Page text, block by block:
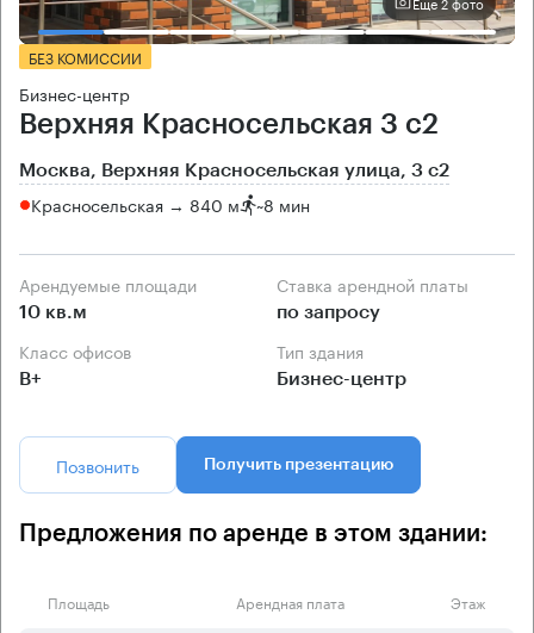
БЕЗ КОМИССИИ
Бизнес-центр
Верхняя Красносельская 3 с2
Москва, Верхняя Красносельская улица, 3 с2
Красносельская → 840 м ~8 мин
Арендуемые площади
10 кв.м
Ставка арендной платы
по запросу
Класс офисов
B+
Тип здания
Бизнес-центр
Позвонить Получить презентацию
Предложения по аренде в этом здании:
Площадь Арендная плата Этаж